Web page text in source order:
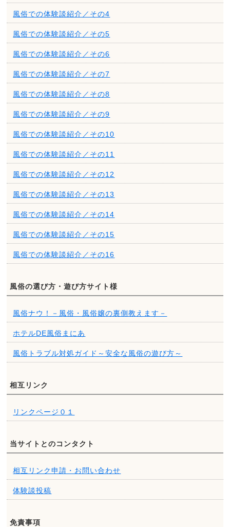
風俗での体験談紹介／その4
風俗での体験談紹介／その5
風俗での体験談紹介／その6
風俗での体験談紹介／その7
風俗での体験談紹介／その8
風俗での体験談紹介／その9
風俗での体験談紹介／その10
風俗での体験談紹介／その11
風俗での体験談紹介／その12
風俗での体験談紹介／その13
風俗での体験談紹介／その14
風俗での体験談紹介／その15
風俗での体験談紹介／その16
風俗の選び方・遊び方サイト様
風俗ナウ！－風俗・風俗嬢の裏側教えます－
ホテルDE風俗まにあ
風俗トラブル対処ガイド～安全な風俗の遊び方～
相互リンク
リンクページ０１
当サイトとのコンタクト
相互リンク申請・お問い合わせ
体験談投稿
免責事項